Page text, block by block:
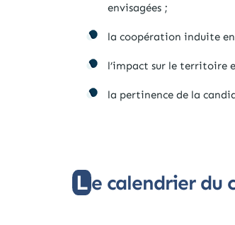
envisagées ;
la coopération induite
l’impact sur le territoire
la pertinence de la
Le calendrier du